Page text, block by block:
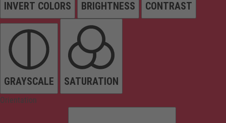
INVERT COLORS BRIGHTNESS CONTRAST
GRAYSCALE SATURATION
Orientation